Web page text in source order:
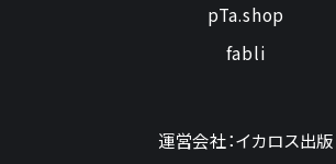
pTa.shop
fabli
運営会社：イカロス出版